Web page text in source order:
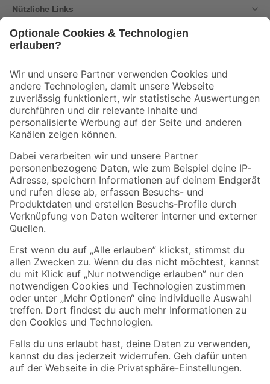
Nützliche Links
Der toom Newsletter: Keine Angebote und Aktionen mehr verpassen!
Zur Newsletter Anmeldung
Folge uns
Zahlungsarten Versandarten
Sicher einkaufen
Jetzt die toom-App herunterladen
Alle Preisangaben in EUR inkl. gesetzl. MwSt.. Die dargestellten Angebote sind unter
Umständen nicht in allen Märkten verfügbar. Die angegebenen Verfügbarkeiten beziehen